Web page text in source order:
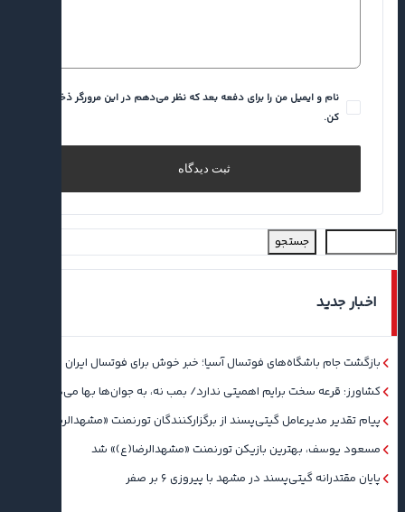
نام و ایمیل من را برای دفعه بعد که نظر می‌دهم در این مرورگر ذخیره
کن.
جستجو
اخبار جدید
بازگشت جام باشگاه‌های فوتسال آسیا؛ خبر خوش برای فوتسال ایران
کشاورز: قرعه سخت برایم اهمیتی ندارد/ بمب نه، به جوان‌ها بها می‌دهم
پیام تقدیر مدیرعامل گیتی‌پسند از برگزارکنندگان تورنمنت «مشهدالرضا(ع)»
مسعود یوسف، بهترین بازیکن تورنمنت «مشهدالرضا(ع)» شد
پایان مقتدرانه گیتی‌پسند در مشهد با پیروزی ۶ بر صفر